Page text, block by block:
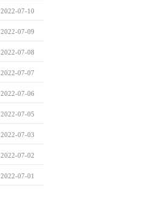
2022-07-10
2022-07-09
2022-07-08
2022-07-07
2022-07-06
2022-07-05
2022-07-03
2022-07-02
2022-07-01